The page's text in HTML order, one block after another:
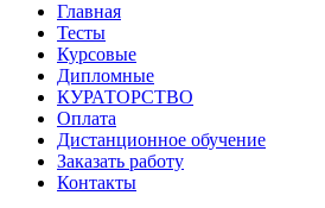
Главная
Тесты
Курсовые
Дипломные
КУРАТОРСТВО
Оплата
Дистанционное обучение
Заказать работу
Контакты